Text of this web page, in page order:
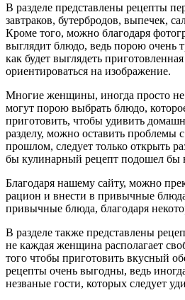
В разделе представлены рецепты
завтраков, бутербродов, выпечек,
Кроме того, можно благодаря
выглядит блюдо, ведь порою очень
как будет выглядеть
ориентироваться на изображение.
Многие женщины, иногда просто
могут порою выбрать блюдо,
приготовить, чтобы удивить
разделу, можно оставить проблемы
прошлом, следует только открыть
бы кулинарный рецепт подошел бы
Благодаря нашему сайту, можно
рацион и внести в привычные
привычные блюда, благодаря
В разделе также представлены
не каждая женщина располагает
того чтобы приготовить вкусный
рецепты очень выгодны, ведь
незваные гости, которых следует